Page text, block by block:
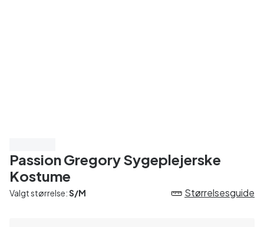
Passion Gregory Sygeplejerske
Kostume
Valgt størrelse:S/M Størrelsesguide